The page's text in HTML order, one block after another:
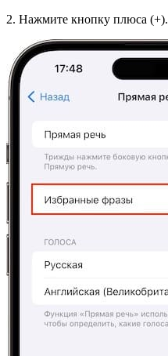
2. Нажмите кнопку плюса (+).